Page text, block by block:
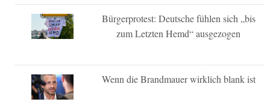
Bürgerprotest: Deutsche fühlen sich „bis
zum Letzten Hemd“ ausgezogen
Wenn die Brandmauer wirklich blank ist